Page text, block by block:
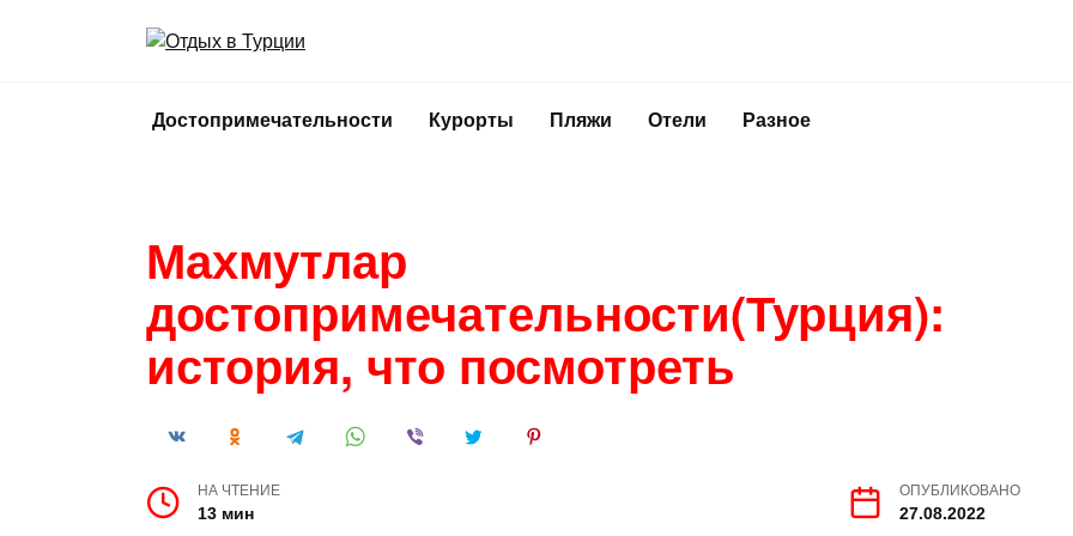
Достопримечательности Курорты Пляжи Отели Разное
Махмутлар
достопримечательности(Турция):
история, что посмотреть
НА ЧТЕНИЕ
13 мин
ОПУБЛИКОВАНО
27.08.2022